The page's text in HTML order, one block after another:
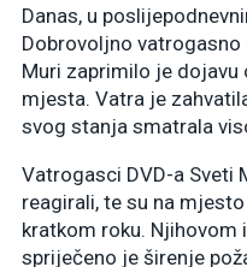
Danas, u
Dobrovoljno vatrogasno
Muri zaprimilo je dojavu
mjesta. Vatra je
svog stanja smatrala
Vatrogasci DVD-a Sveti
reagirali, te su na
kratkom roku.
spriječeno je širenje